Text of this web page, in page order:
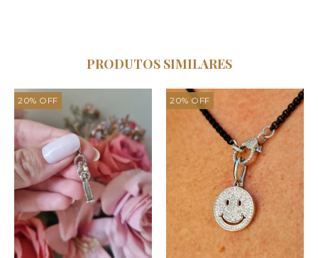
PRODUTOS SIMILARES
20% OFF 20% OFF